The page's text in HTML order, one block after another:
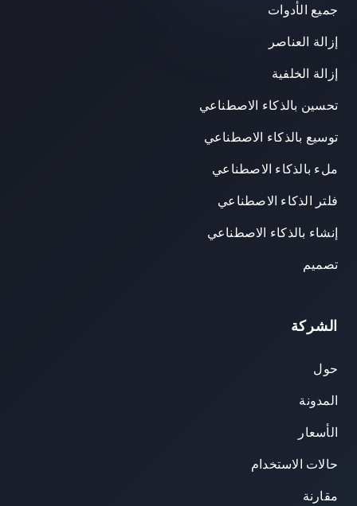
جميع الأدوات
إزالة العناصر
إزالة الخلفية
تحسين بالذكاء الاصطناعي
توسيع بالذكاء الاصطناعي
ملء بالذكاء الاصطناعي
فلتر الذكاء الاصطناعي
إنشاء بالذكاء الاصطناعي
تصميم
الشركة
حول
المدونة
الأسعار
حالات الاستخدام
مقارنة